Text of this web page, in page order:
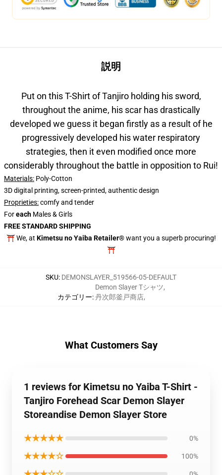
説明
Put on this T-Shirt of Tanjiro holding his sword,
throughout the anime, his scar has drastically
developed we guess it began firstlyas a result of he
progressively developed his water respiratory
strategies, then it even modified once more
considerably throughout the battle in opposition to Rui!
Materials: Poly-Cotton
3D digital printing, screen-printed, authentic design
Proprieties:comfy and tender
Foreach Males & Girls
FREE STANDARD SHIPPING
⛩️ We, at Kimetsu no Yaiba Retailer®want you a superb procuring!
⛩️
SKU: DEMONSLAYER_519566-05-DEFAULT
カテゴリー:
Demon Slayer Tシャツ,
丹次郎釜戸商店,
What Customers Say
1 reviews for Kimetsu no Yaiba T-Shirt -
Tanjiro Forehead Scar Demon Slayer
Storeandise Demon Slayer Store
★★★★★ 0%
★★★★☆ 100%